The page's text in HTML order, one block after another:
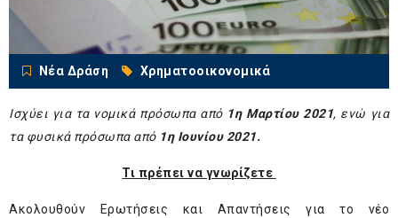
Νέα Δράση Χρηματοοικονομικά
Ισχύει για τα νομικά πρόσωπα από 1η Μαρτίου 2021, ενώ για
τα φυσικά πρόσωπα από 1η Ιουνίου 2021.
Τι πρέπει να γνωρίζετε
Ακολουθούν Ερωτήσεις και Απαντήσεις για το νέο